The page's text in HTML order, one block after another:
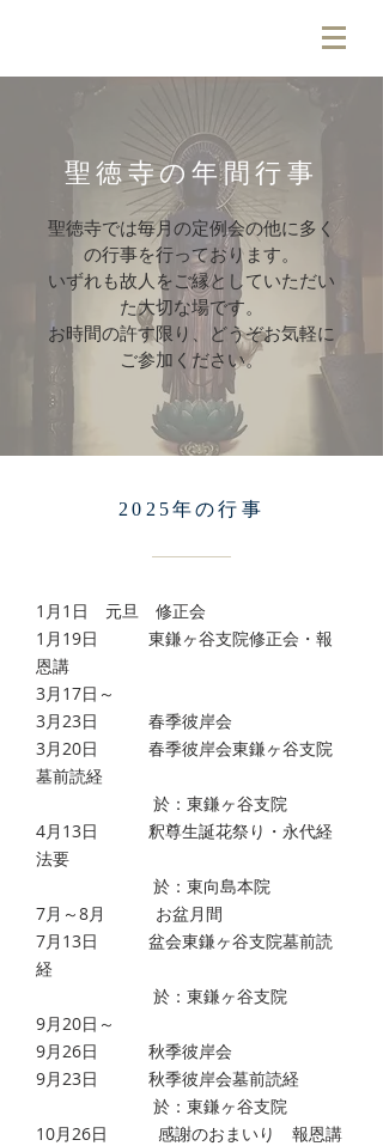
聖徳寺の年間行事
聖徳寺では毎月の定例会の他に多く
の行事を行っております。
いずれも故人をご縁としていただい
た大切な場です。
​お時間の許す限り、どうぞお気軽に
ご参加ください。
2025年の行事
1月1日 元旦 修正会
​1月19日 東鎌ヶ谷支院修正会・報
恩講
3月17日～
3月23日 春季彼岸会
3月20日 春季彼岸会東鎌ヶ谷支院
墓前読経
於：東鎌ヶ谷支院
4月13日 釈尊生誕花祭り・永代経
法要
於：東向島本院
7月～8月 お盆月間
7月13日 盆会東鎌ヶ谷支院墓前読
経
於：東鎌ヶ谷支院
9月20日～
9月26日 秋季彼岸会
9月23日 秋季彼岸会墓前読経
於：東鎌ヶ谷支院
10月26日 感謝のおまいり 報恩講